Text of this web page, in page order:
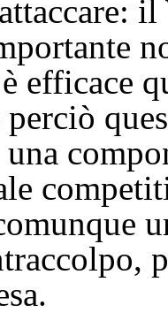
efficace